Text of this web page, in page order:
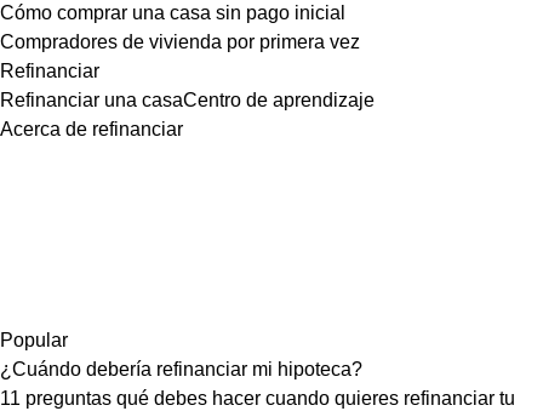
Cómo comprar una casa sin pago inicial
Compradores de vivienda por primera vez
Refinanciar
Refinanciar una casaCentro de aprendizaje
Acerca de refinanciar
Popular
¿Cuándo debería refinanciar mi hipoteca?
11 preguntas qué debes hacer cuando quieres refinanciar tu